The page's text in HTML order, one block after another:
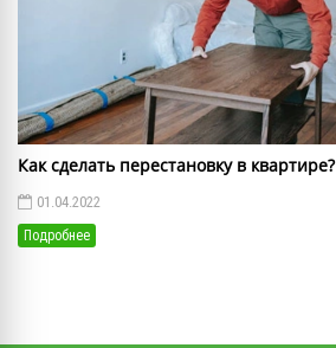
Как сделать перестановку в квартире?
01.04.2022
Подробнее